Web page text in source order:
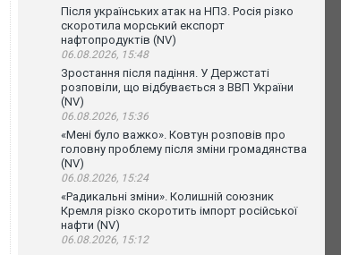
Після українських атак на НПЗ. Росія різко
скоротила морський експорт
нафтопродуктів (NV)
06.08.2026, 15:48
Зростання після падіння. У Держстаті
розповіли, що відбувається з ВВП України
(NV)
06.08.2026, 15:36
«Мені було важко». Ковтун розповів про
головну проблему після зміни громадянства
(NV)
06.08.2026, 15:24
«Радикальні зміни». Колишній союзник
Кремля різко скоротить імпорт російської
нафти (NV)
06.08.2026, 15:12